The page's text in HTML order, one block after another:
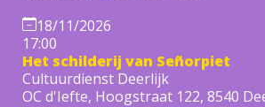
18/11/2026
17:00
Het schilderij van Señorpiet
Cultuurdienst Deerlijk
OC d'Iefte, Hoogstraat 122, 8540